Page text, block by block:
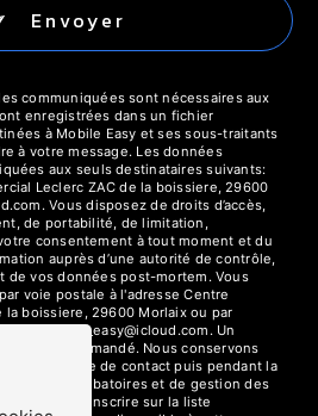
Envoyer
communiquées sont nécessaires aux
enregistrées dans un fichier
à Mobile Easy et ses sous-traitants
à votre message. Les données
aux seuls destinataires suivants:
Leclerc ZAC de la boissiere, 29600
Vous disposez de droits d’accès,
de portabilité, de limitation,
consentement à tout moment et du
auprès d’une autorité de contrôle,
de vos données post-mortem. Vous
voie postale à l'adresse Centre
la boissiere, 29600 Morlaix ou par
mobile_easy@icloud.com. Un
être demandé. Nous conservons
de prise de contact puis pendant la
aux fins probatoires et de gestion des
de vous inscrire sur la liste